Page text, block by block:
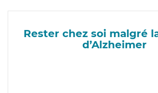
Rester chez soi malgré
d’Alzheimer